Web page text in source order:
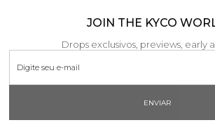
JOIN THE KYCO
Drops exclusivos, previews, early
ENVIAR